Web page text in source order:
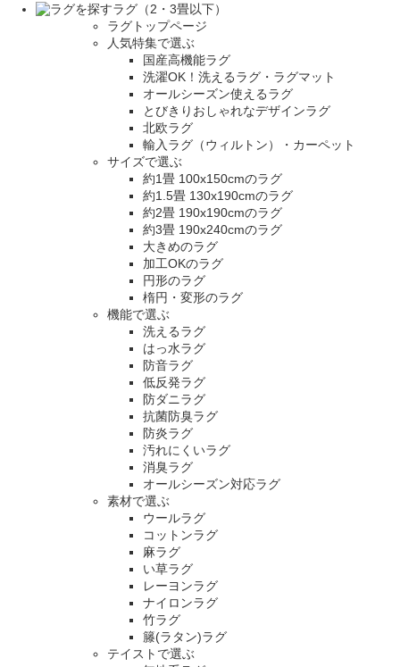
ラグ（2・3畳以下）
ラグトップページ
人気特集で選ぶ
国産高機能ラグ
洗濯OK！洗えるラグ・ラグマット
オールシーズン使えるラグ
とびきりおしゃれなデザインラグ
北欧ラグ
輸入ラグ（ウィルトン）・カーペット
サイズで選ぶ
約1畳 100x150cmのラグ
約1.5畳 130x190cmのラグ
約2畳 190x190cmのラグ
約3畳 190x240cmのラグ
大きめのラグ
加工OKのラグ
円形のラグ
楕円・変形のラグ
機能で選ぶ
洗えるラグ
はっ水ラグ
防音ラグ
低反発ラグ
防ダニラグ
抗菌防臭ラグ
防炎ラグ
汚れにくいラグ
消臭ラグ
オールシーズン対応ラグ
素材で選ぶ
ウールラグ
コットンラグ
麻ラグ
い草ラグ
レーヨンラグ
ナイロンラグ
竹ラグ
籐(ラタン)ラグ
テイストで選ぶ